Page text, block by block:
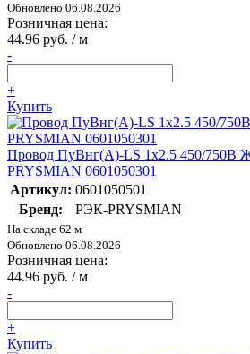
Обновлено 06.08.2026
Розничная цена:
44.96 руб. / м
-
+
Купить
Провод ПуВнг(А)-LS 1х2.5 450/750В
PRYSMIAN 0601050301
Артикул: 0601050501
Бренд:
РЭК-PRYSMIAN
На складе 62 м
Обновлено 06.08.2026
Розничная цена:
44.96 руб. / м
-
+
Купить